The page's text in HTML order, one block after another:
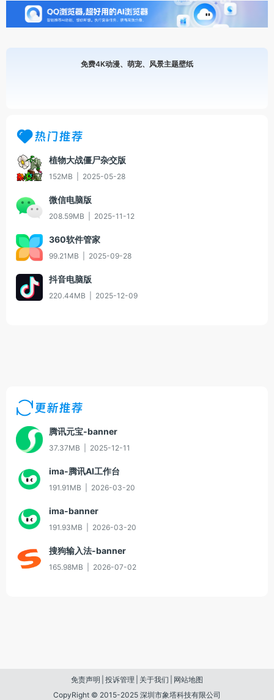
免费4K动漫、萌宠、风景主题壁纸
热门推荐
植物大战僵尸杂交版
152MB 2025-05-28
微信电脑版
208.59MB 2025-11-12
360软件管家
99.21MB 2025-09-28
抖音电脑版
220.44MB 2025-12-09
更新推荐
腾讯元宝-banner
37.37MB 2025-12-11
ima-腾讯AI工作台
191.91MB 2026-03-20
ima-banner
191.93MB 2026-03-20
搜狗输入法-banner
165.98MB 2026-07-02
免责声明 投诉管理 关于我们
网站地图
CopyRight © 2015-2025 深圳市象塔科技有限公司